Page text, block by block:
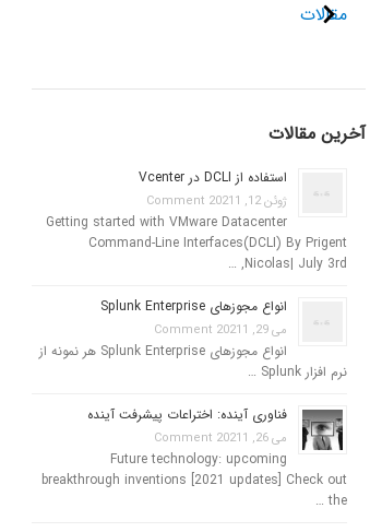
مقالات
آخرین مقالات
استفاده از DCLI در Vcenter
ژوئن 12, 2021 1 Comment
Getting started with VMware Datacenter
Command-Line Interfaces(DCLI) By Prigent
Nicolas| July 3rd, …
انواع مجوزهای Splunk Enterprise
می 29, 2021 1 Comment
انواع مجوزهای Splunk Enterprise هر نمونه از
نرم افزار Splunk …
فناوری آینده: اختراعات پیشرفت آینده
می 26, 2021 1 Comment
Future technology: upcoming
breakthrough inventions [2021 updates] Check out
the …